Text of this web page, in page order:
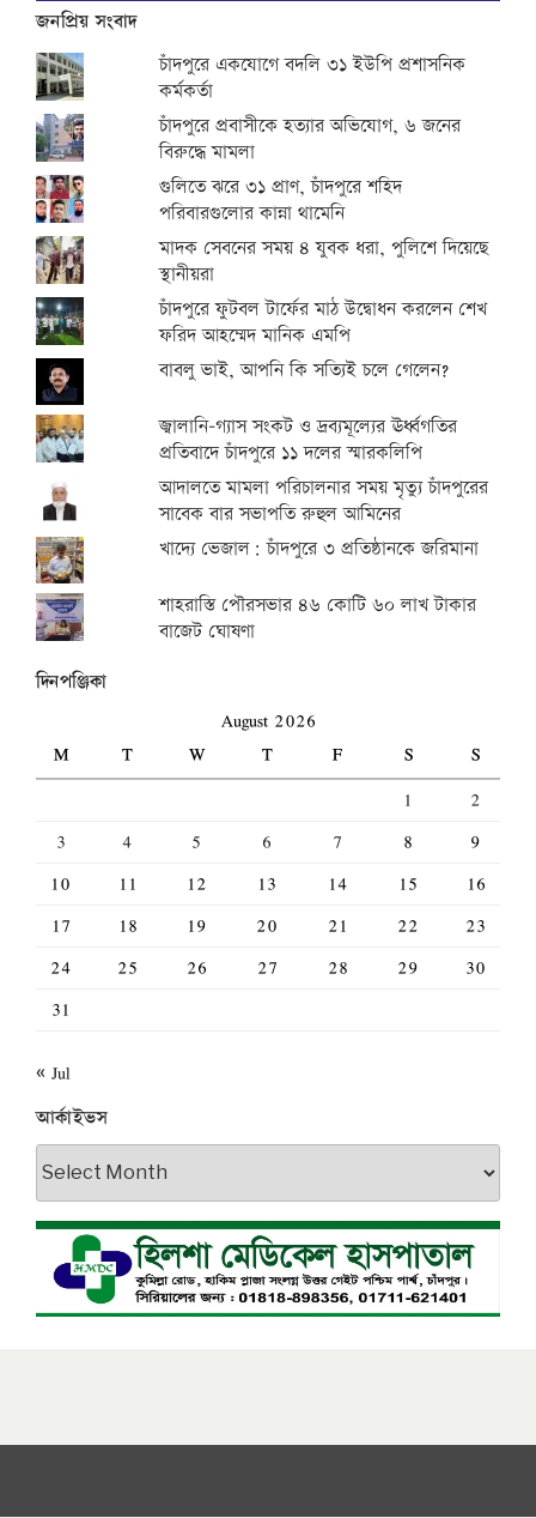
জনপ্রিয় সংবাদ
চাঁদপুরে একযোগে বদলি ৩১ ইউপি প্রশাসনিক
কর্মকর্তা
চাঁদপুরে প্রবাসীকে হত্যার অভিযোগ, ৬ জনের
বিরুদ্ধে মামলা
গুলিতে ঝরে ৩১ প্রাণ, চাঁদপুরে শহিদ
পরিবারগুলোর কান্না থামেনি
মাদক সেবনের সময় ৪ যুবক ধরা, পুলিশে দিয়েছে
স্থানীয়রা
চাঁদপুরে ফুটবল টার্ফের মাঠ উদ্বোধন করলেন শেখ
ফরিদ আহম্মেদ মানিক এমপি
বাবলু ভাই, আপনি কি সত্যিই চলে গেলেন?
জ্বালানি-গ্যাস সংকট ও দ্রব্যমূল্যের ঊর্ধ্বগতির
প্রতিবাদে চাঁদপুরে ১১ দলের স্মারকলিপি
আদালতে মামলা পরিচালনার সময় মৃত্যু চাঁদপুরের
সাবেক বার সভাপতি রুহুল আমিনের
খাদ্যে ভেজাল: চাঁদপুরে ৩ প্রতিষ্ঠানকে জরিমানা
শাহরাস্তি পৌরসভার ৪৬ কোটি ৬০ লাখ টাকার
বাজেট ঘোষণা
দিনপঞ্জিকা
August 2026
M
T W T F S
S
1
2
3
4 5 6 7 8
9
10
11 12 13 14 15
16
17
18 19 20 21 22
23
24
25 26 27 28 29
30
31
« Jul
আর্কাইভস
আর্কাইভস